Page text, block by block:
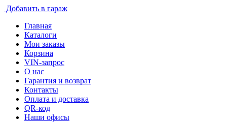
Добавить в гараж
Главная
Каталоги
Мои заказы
Корзина
VIN-запрос
О нас
Гарантия и возврат
Контакты
Оплата и доставка
QR-код
Наши офисы